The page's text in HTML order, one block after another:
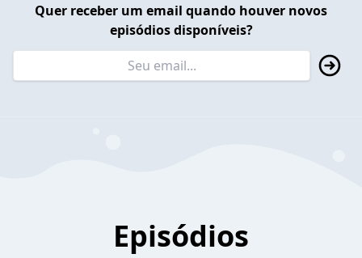
Quer receber um email quando houver novos
episódios disponíveis?
Episódios